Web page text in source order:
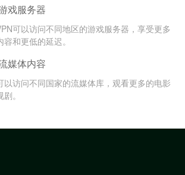
戏服务器
可以访问不同地区的游戏服务器，享受更多
容和更低的延迟。
媒体内容
以访问不同国家的流媒体库，观看更多的电影
。